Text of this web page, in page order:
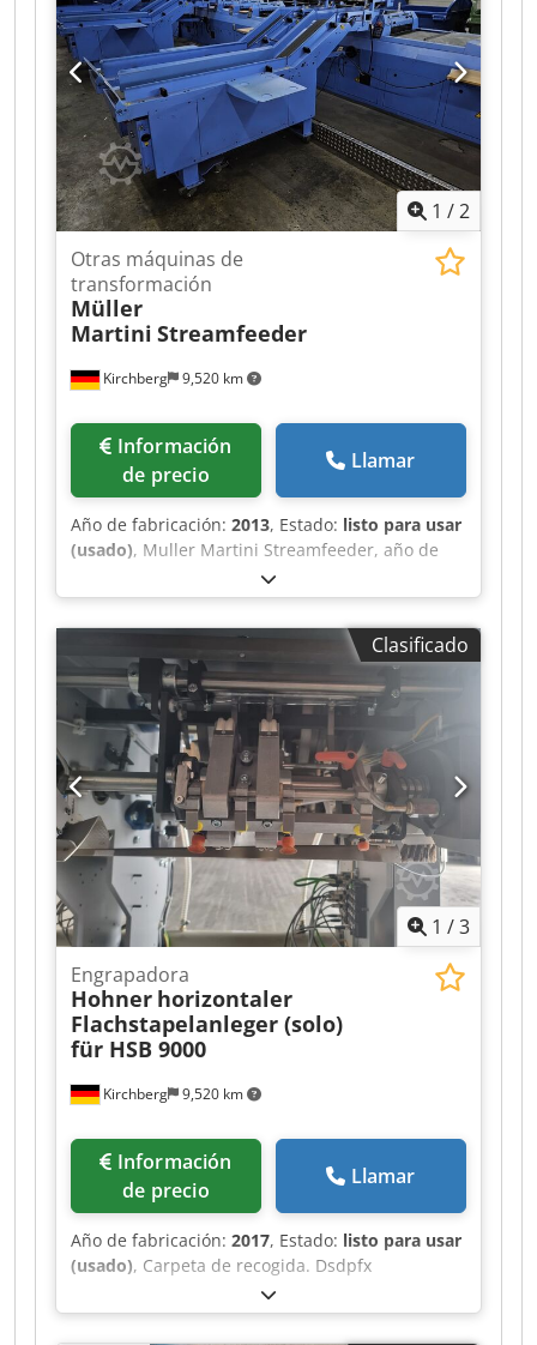
1 /2
Kirchberg 9,520 km
Otras máquinas de
transformación
Müller
Martini Streamfeeder
de precio
Llamar
Año de fabricación: 2013, Estado: listo para usar
(usado), Muller Martini Streamfeeder, año de
construcción 2013 Dcodpet Iyhzjfx Adrek
Clasificado
1 /3
Kirchberg 9,520 km
Engrapadora
Hohner horizontaler
Flachstapelanleger (solo)
für HSB 9000
de precio
Llamar
Año de fabricación: 2017, Estado: listo para usar
(usado), Carpeta de recogida. Dsdpfx
Adslucypersck Alimentador horizontal de pilas
planas Hohner (solo) para HSB 9000.